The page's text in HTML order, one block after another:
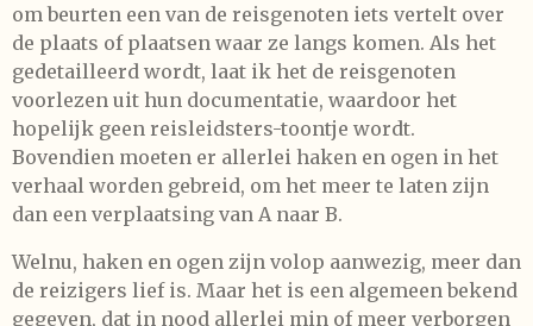
om beurten een van de reisgenoten iets vertelt over
de plaats of plaatsen waar ze langs komen. Als het
gedetailleerd wordt, laat ik het de reisgenoten
voorlezen uit hun documentatie, waardoor het
hopelijk geen reisleidsters-toontje wordt.
Bovendien moeten er allerlei haken en ogen in het
verhaal worden gebreid, om het meer te laten zijn
dan een verplaatsing van A naar B.
Welnu, haken en ogen zijn volop aanwezig, meer dan
de reizigers lief is. Maar het is een algemeen bekend
gegeven, dat in nood allerlei min of meer verborgen